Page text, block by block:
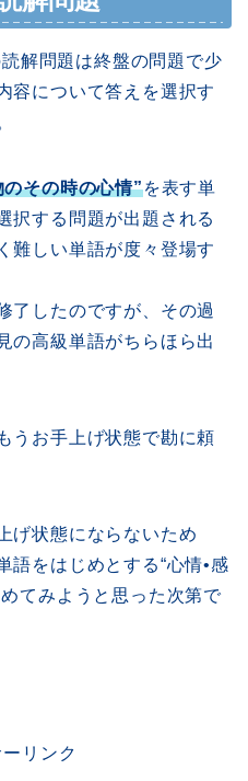
解問題は終盤の問題で少
容について答えを選択す
のその時の心情”を表す単
択する問題が出題される
難しい単語が度々登場す
了したのですが、その過
の高級単語がちらほら出
うお手上げ状態で勘に頼
げ状態にならないため
語をはじめとする“心情•感
てみようと思った次第で
リンク